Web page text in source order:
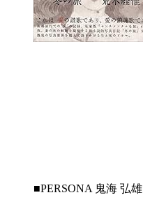
■PERSONA 鬼海 弘雄